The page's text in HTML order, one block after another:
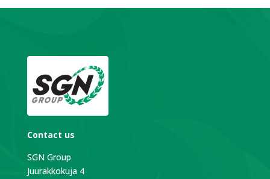
Contact us
SGN Group
Juurakkokuja 4